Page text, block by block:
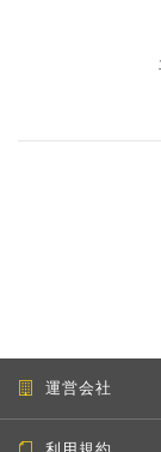
運営会社